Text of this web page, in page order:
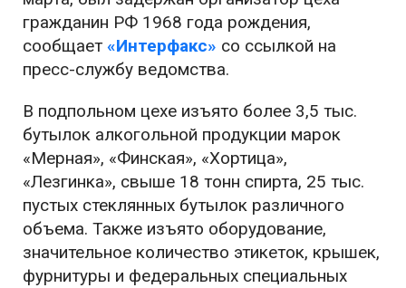
гражданин РФ 1968 года рождения,
сообщает «Интерфакс» со ссылкой на
пресс-службу ведомства.
В подпольном цехе изъято более 3,5 тыс.
бутылок алкогольной продукции марок
«Мерная», «Финская», «Хортица»,
«Лезгинка», свыше 18 тонн спирта, 25 тыс.
пустых стеклянных бутылок различного
объема. Также изъято оборудование,
значительное количество этикеток, крышек,
фурнитуры и федеральных специальных